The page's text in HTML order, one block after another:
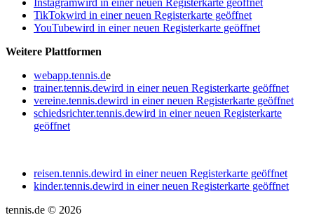
Instagramwird in einer neuen Registerkarte geöffnet
TikTokwird in einer neuen Registerkarte geöffnet
YouTubewird in einer neuen Registerkarte geöffnet
Weitere Plattformen
webapp.tennis.de
trainer.tennis.dewird in einer neuen Registerkarte geöffnet
vereine.tennis.dewird in einer neuen Registerkarte geöffnet
schiedsrichter.tennis.dewird in einer neuen Registerkarte
geöffnet
reisen.tennis.dewird in einer neuen Registerkarte geöffnet
kinder.tennis.dewird in einer neuen Registerkarte geöffnet
tennis.de © 2026